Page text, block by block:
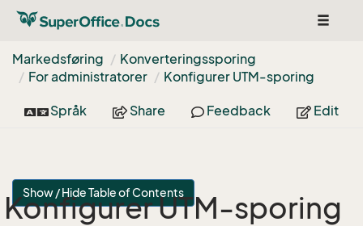
Toggle
Markedsføring
Konverteringssporing
For administratorer
Konfigurer UTM-sporing
Språk Share Feedback Edit
Show / Hide Table of Contents
Konfigurer UTM-sporing